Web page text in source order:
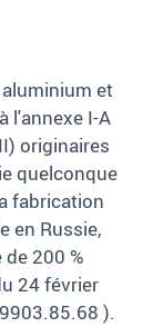
et
l'annexe I-A
originaires
quelconque
fabrication
en Russie,
200 %
24 février
).